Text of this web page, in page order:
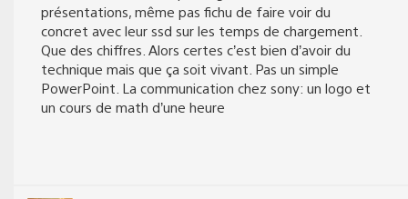
présentations, même pas fichu de faire voir du
concret avec leur ssd sur les temps de chargement.
Que des chiffres. Alors certes c’est bien d’avoir du
technique mais que ça soit vivant. Pas un simple
PowerPoint. La communication chez sony: un logo et
un cours de math d’une heure